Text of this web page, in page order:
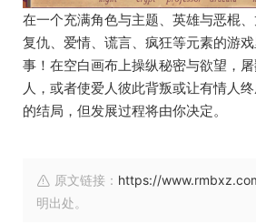
在一个充满角色与主题、英雄与恶棍
复仇、爱情、谎言、疯狂等元素的游
事！在空白画布上操纵秘密与欲望，
人，或者使爱人彼此背叛或让有情人
的结局，但发展过程将由你决定。
原文链接： https://
明出处。